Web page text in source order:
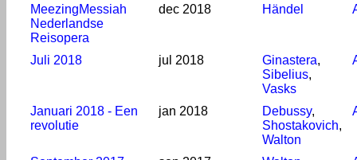
MeezingMessiah
Nederlandse
Reisopera
dec 2018 Händel
Juli 2018 jul 2018 Ginastera,
Sibelius,
Vasks
Januari 2018 - Een
revolutie
jan 2018 Debussy,
Shostakovich,
Walton